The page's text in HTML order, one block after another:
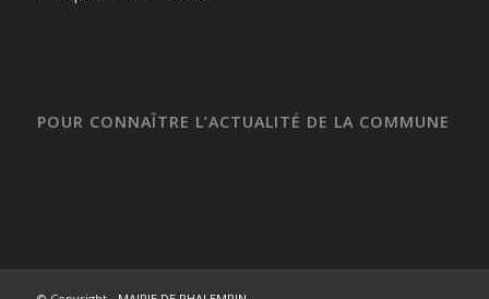
POUR CONNAÎTRE L’ACTUALITÉ DE LA COMMUNE